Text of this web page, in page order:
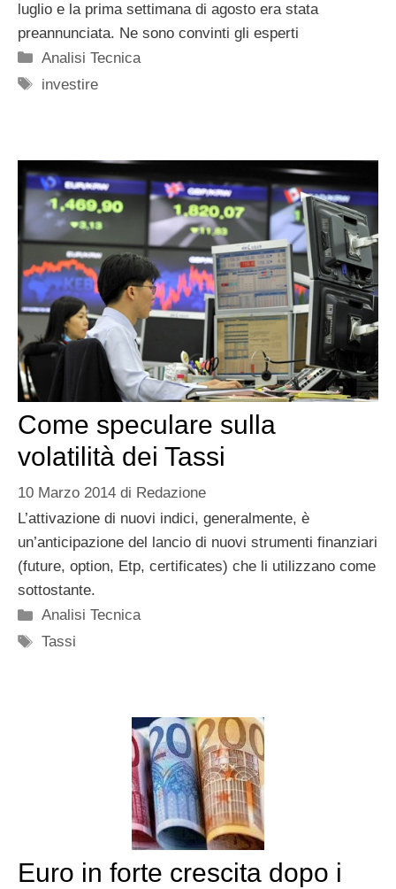
luglio e la prima settimana di agosto era stata
preannunciata. Ne sono convinti gli esperti
Categorie
Analisi Tecnica
Tag
investire
Come speculare sulla
volatilità dei Tassi
10 Marzo 2014 di Redazione
L’attivazione di nuovi indici, generalmente, è
un’anticipazione del lancio di nuovi strumenti finanziari
(future, option, Etp, certificates) che li utilizzano come
sottostante.
Categorie
Analisi Tecnica
Tag
Tassi
Euro in forte crescita dopo i